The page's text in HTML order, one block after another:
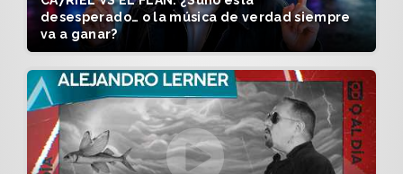
desesperado… o la música de verdad siempre
va a ganar?